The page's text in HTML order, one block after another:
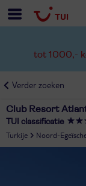
tot 1000,-
Verder zoeken
Club Resort
TUI classificatie
Turkije Noord-